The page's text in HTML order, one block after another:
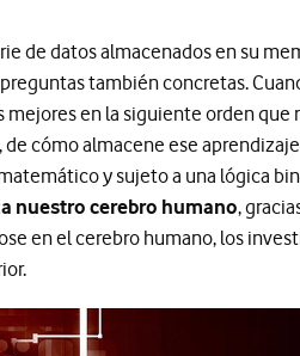
de datos almacenados en su
también concretas.
en la siguiente orden que
cómo almacene ese
y sujeto a una lógica
nuestro cerebro humano,
en el cerebro humano, los